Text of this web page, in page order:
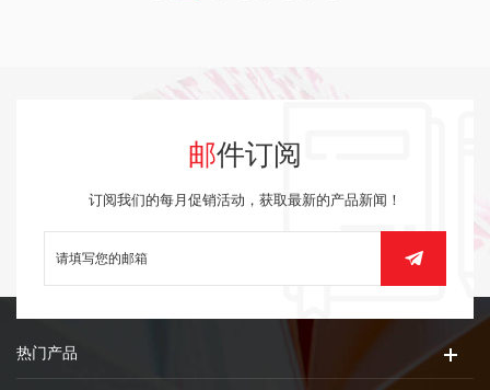
邮件订阅
订阅我们的每月促销活动，获取最新的产品新闻！
热门产品